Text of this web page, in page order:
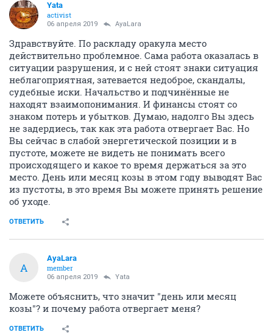
Yata
activist
06 апреля 2019 AyaLara
Здравствуйте. По раскладу оракула место
действительно проблемное. Сама работа оказалась в
ситуации разрушения, и с ней стоят знаки ситуация
неблагоприятная, затевается недоброе, скандалы,
судебные иски. Начальство и подчинённые не
находят взаимопонимания. И финансы стоят со
знаком потерь и убытков. Думаю, надолго Вы здесь
не задердиесь, так как эта работа отвергает Вас. Но
Вы сейчас в слабой энергетической позиции и в
пустоте, можете не видеть не понимать всего
происходящего и какое то время держаться за это
место. День или месяц козы в этом году выводят Вас
из пустоты, в это время Вы можете принять решение
об уходе.
ОТВЕТИТЬ
A
AyaLara
member
06 апреля 2019 Yata
Можете объяснить, что значит "день или месяц
козы"? и почему работа отвергает меня?
ОТВЕТИТЬ